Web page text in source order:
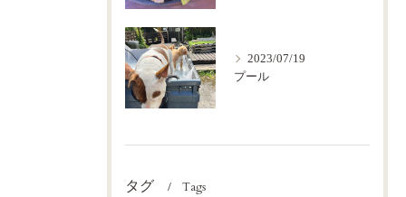
2023/07/19
プール
タグ Tags